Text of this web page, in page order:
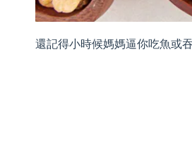
還記得小時候媽媽逼你吃魚或